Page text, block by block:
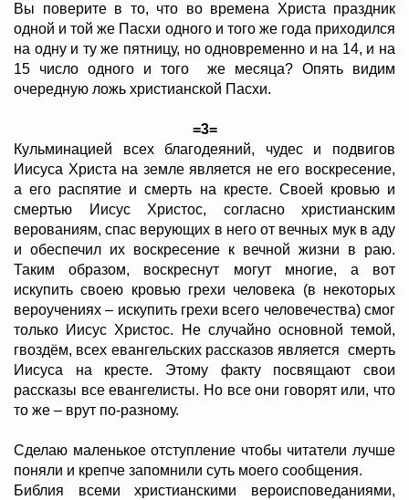
Вы поверите в то, что во времена Христа праздник
одной и той же Пасхи одного и того же года приходился
на одну и ту же пятницу, но одновременно и на 14, и на
15 число одного и того же месяца? Опять видим
очередную ложь христианской Пасхи.
=3=
Кульминацией всех благодеяний, чудес и подвигов
Иисуса Христа на земле является не его воскресение,
а его распятие и смерть на кресте. Своей кровью и
смертью Иисус Христос, согласно христианским
верованиям, спас верующих в него от вечных мук в аду
и обеспечил их воскресение к вечной жизни в раю.
Таким образом, воскреснут могут многие, а вот
искупить своею кровью грехи человека (в некоторых
вероучениях – искупить грехи всего человечества) смог
только Иисус Христос. Не случайно основной темой,
гвоздём, всех евангельских рассказов является смерть
Иисуса на кресте. Этому факту посвящают свои
рассказы все евангелисты. Но все они говорят или, что
то же – врут по-разному.
Сделаю маленькое отступление чтобы читатели лучше
поняли и крепче запомнили суть моего сообщения.
Библия всеми христианскими вероисповеданиями,